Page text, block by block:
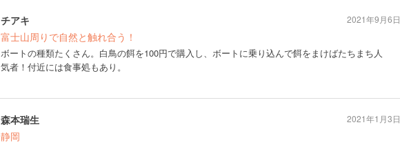
チアキ
富士山周りで自然と触れ合う！
ボートの種類たくさん。白鳥の餌を100円で購入し、ボートに乗り込んで餌をまけばたちまち人
気者！付近には食事処もあり。
2021年9月6日
森本瑞生
静岡
2021年1月3日